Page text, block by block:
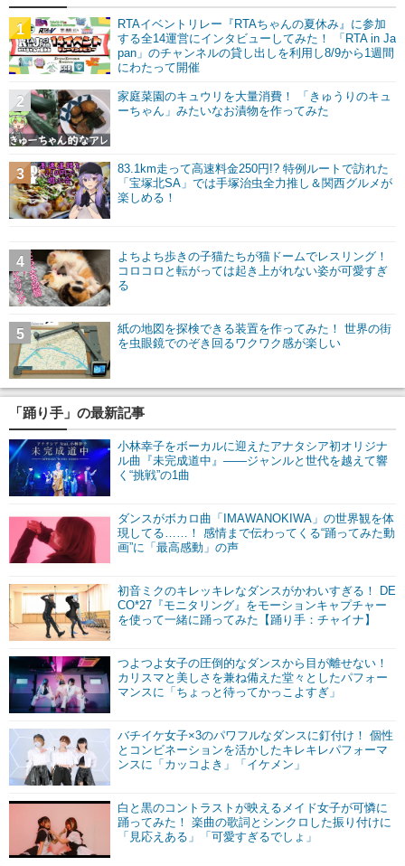
RTAイベントリレー『RTAちゃんの夏休み』に参加
する全14運営にインタビューしてみた！ 「RTA in Ja
pan」のチャンネルの貸し出しを利用し8/9から1週間
にわたって開催
1
家庭菜園のキュウリを大量消費！ 「きゅうりのキュ
ーちゃん」みたいなお漬物を作ってみた
2
83.1km走って高速料金250円!? 特例ルートで訪れた
「宝塚北SA」では手塚治虫全力推し＆関西グルメが
楽しめる！
3
よちよち歩きの子猫たちが猫ドームでレスリング！
コロコロと転がっては起き上がれない姿が可愛すぎ
る
4
紙の地図を探検できる装置を作ってみた！ 世界の街
を虫眼鏡でのぞき回るワクワク感が楽しい
5
「踊り手」の最新記事
小林幸子をボーカルに迎えたアナタシア初オリジナ
ル曲『未完成道中』――ジャンルと世代を越えて響
く“挑戦”の1曲
ダンスがボカロ曲「IMAWANOKIWA」の世界観を体
現してる……！ 感情まで伝わってくる“踊ってみた動
画”に「最高感動」の声
初音ミクのキレッキレなダンスがかわいすぎる！ DE
CO*27『モニタリング』をモーションキャプチャー
を使って一緒に踊ってみた【踊り手：チャイナ】
つよつよ女子の圧倒的なダンスから目が離せない！
カリスマと美しさを兼ね備えた堂々としたパフォー
マンスに「ちょっと待ってかっこよすぎ」
バチイケ女子×3のパワフルなダンスに釘付け！ 個性
とコンビネーションを活かしたキレキレパフォーマ
ンスに「カッコよき」「イケメン」
白と黒のコントラストが映えるメイド女子が可憐に
踊ってみた！ 楽曲の歌詞とシンクロした振り付けに
「見応えある」「可愛すぎるでしょ」